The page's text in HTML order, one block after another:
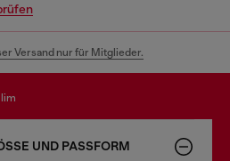
Versand nur für Mitglieder.
slim
UND PASSFORM